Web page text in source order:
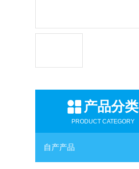
产品分类
PRODUCT CATEGORY
自产产品